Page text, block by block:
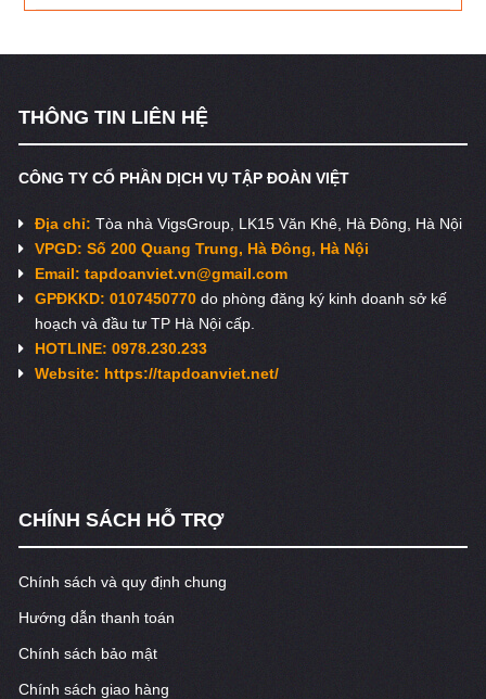
THÔNG TIN LIÊN HỆ
CÔNG TY CỔ PHẦN DỊCH VỤ TẬP ĐOÀN VIỆT
Địa chỉ:Tòa nhà VigsGroup, LK15 Văn Khê, Hà Đông, Hà Nội
VPGD: Số 200 Quang Trung, Hà Đông, Hà Nội
Email:tapdoanviet.vn@gmail.com
GPĐKKD: 0107450770do phòng đăng ký kinh doanh sở kế
hoạch và đầu tư TP Hà Nội cấp.
HOTLINE: 0978.230.233
Website: https://tapdoanviet.net/
CHÍNH SÁCH HỖ TRỢ
Chính sách và quy định chung
Hướng dẫn thanh toán
Chính sách bảo mật
Chính sách giao hàng